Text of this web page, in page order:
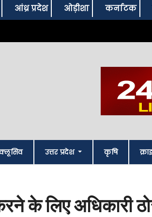
आंध्र प्रदेश ओड़ीशा कर्नाटक
उत्तर प्रदेश कृषि
के लिए अधिकारी